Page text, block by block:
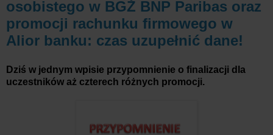
osobistego w BGŻ BNP Paribas oraz
promocji rachunku firmowego w
Alior banku: czas uzupełnić dane!
Dziś w jednym wpisie przypomnienie o finalizacji dla
uczestników aż czterech różnych promocji.